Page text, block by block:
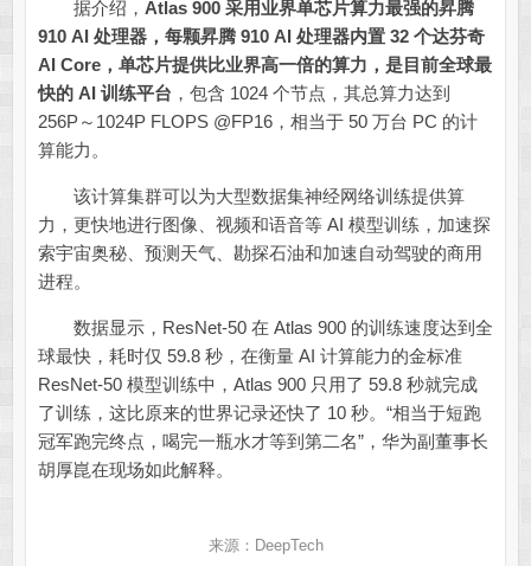
据介绍， Atlas 900 采用业界单芯片算力最强的昇腾
910 AI 处理器，每颗昇腾 910 AI 处理器内置 32 个达芬奇
AI Core，单芯片提供比业界高一倍的算力，是目前全球最
快的 AI 训练平台 ，包含 1024 个节点，其总算力达到
256P～1024P FLOPS @FP16，相当于 50 万台 PC 的计
算能力。
该计算集群可以为大型数据集神经网络训练提供算
力，更快地进行图像、视频和语音等 AI 模型训练，加速探
索宇宙奥秘、预测天气、勘探石油和加速自动驾驶的商用
进程。
数据显示，ResNet-50 在 Atlas 900 的训练速度达到全
球最快，耗时仅 59.8 秒，在衡量 AI 计算能力的金标准
ResNet-50 模型训练中，Atlas 900 只用了 59.8 秒就完成
了训练，这比原来的世界记录还快了 10 秒。“相当于短跑
冠军跑完终点，喝完一瓶水才等到第二名”，华为副董事长
胡厚崑在现场如此解释。
来源：DeepTech